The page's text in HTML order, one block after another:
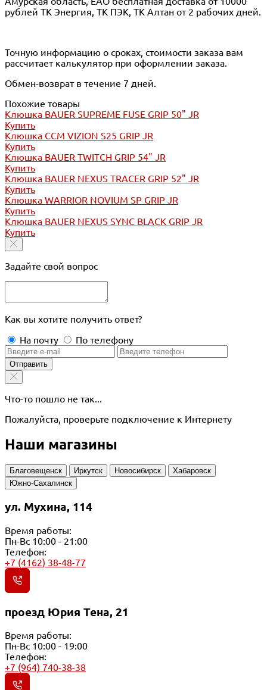
рублей ТК Энергия, ТК ПЭК, ТК Алтан от 2 рабочих дней.
Точную информацию о сроках, стоимости заказа вам
рассчитает калькулятор при оформлении заказа.
Обмен-возврат в течение 7 дней.
Похожие товары
Клюшка BAUER SUPREME FUSE GRIP 50" JR
Купить
Клюшка CCM VIZION S25 GRIP JR
Купить
Клюшка BAUER TWITCH GRIP 54" JR
Купить
Клюшка BAUER NEXUS TRACER GRIP 52" JR
Купить
Клюшка WARRIOR NOVIUM SP GRIP JR
Купить
Клюшка BAUER NEXUS SYNC BLACK GRIP JR
Купить
Задайте свой вопрос
Как вы хотите получить ответ?
На почту
По телефону
Отправить
Что-то пошло не так...
Пожалуйста, проверьте подключение к Интернету
Наши магазины
Благовещенск Иркутск Новосибирск
Хабаровск
Южно-Сахалинск
ул. Мухина, 114
Время работы:
Пн-Вс 10:00 - 21:00
Телефон:
+7 (4162) 38-48-77
проезд Юрия Тена, 21
Время работы:
Пн-Вс 10:00 - 19:00
Телефон:
+7 (964) 740-38-38